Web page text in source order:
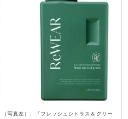
（写真左）、「フレッシュシトラス＆グリー